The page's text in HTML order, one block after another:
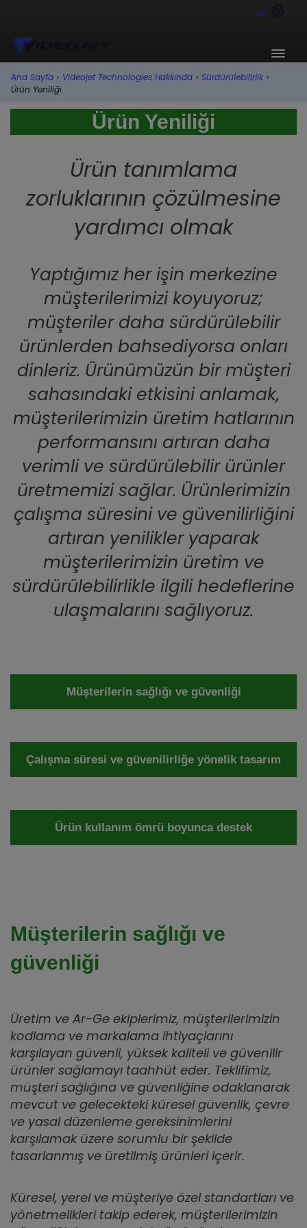
TR
Ana Sayfa › Videojet Technologies Hakkında › Sürdürülebilirlik ›
Ürün Yeniliği
Ürün Yeniliği
Ürün tanımlama
zorluklarının çözülmesine
yardımcı olmak
Yaptığımız her işin merkezine
müşterilerimizi koyuyoruz;
müşteriler daha sürdürülebilir
ürünlerden bahsediyorsa onları
dinleriz. Ürünümüzün bir müşteri
sahasındaki etkisini anlamak,
müşterilerimizin üretim hatlarının
performansını artıran daha
verimli ve sürdürülebilir ürünler
üretmemizi sağlar. Ürünlerimizin
çalışma süresini ve güvenilirliğini
artıran yenilikler yaparak
müşterilerimizin üretim ve
sürdürülebilirlikle ilgili hedeflerine
ulaşmalarını sağlıyoruz.
Müşterilerin sağlığı ve güvenliği
Çalışma süresi ve güvenilirliğe yönelik tasarım
Ürün kullanım ömrü boyunca destek
Müşterilerin sağlığı ve
güvenliği
Üretim ve Ar-Ge ekiplerimiz, müşterilerimizin
kodlama ve markalama ihtiyaçlarını
karşılayan güvenli, yüksek kaliteli ve güvenilir
ürünler sağlamayı taahhüt eder. Teklifimiz,
müşteri sağlığına ve güvenliğine odaklanarak
mevcut ve gelecekteki küresel güvenlik, çevre
ve yasal düzenleme gereksinimlerini
karşılamak üzere sorumlu bir şekilde
tasarlanmış ve üretilmiş ürünleri içerir.
Küresel, yerel ve müşteriye özel standartları ve
yönetmelikleri takip ederek, müşterilerimizin